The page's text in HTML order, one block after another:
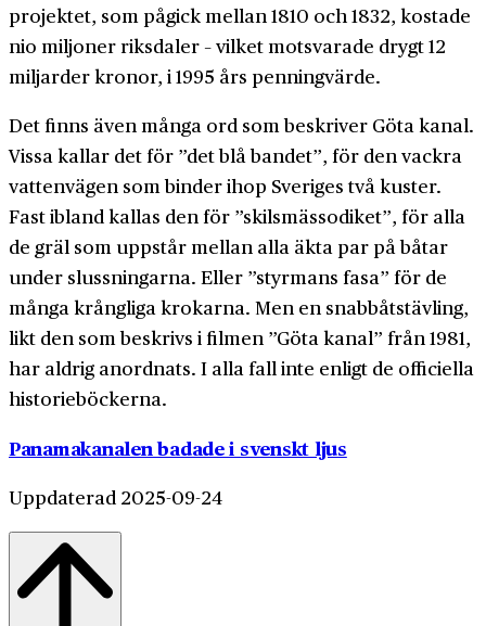
projektet, som pågick mellan 1810 och 1832, kostade
nio miljoner riksdaler – vilket motsvarade drygt 12
miljarder kronor, i 1995 års penningvärde.
Det finns även många ord som beskriver Göta kanal.
Vissa kallar det för ”det blå bandet”, för den vackra
vattenvägen som binder ihop Sveriges två kuster.
Fast ibland kallas den för ”skilsmässodiket”, för alla
de gräl som uppstår mellan alla äkta par på båtar
under slussningarna. Eller ”styrmans fasa” för de
många krångliga krokarna. Men en snabbåtstävling,
likt den som beskrivs i filmen ”Göta kanal” från 1981,
har aldrig anordnats. I alla fall inte enligt de officiella
historieböckerna.
Panamakanalen badade i svenskt ljus
Uppdaterad 2025-09-24